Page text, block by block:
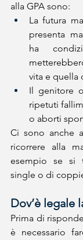
alla GPA sono:
La futura
presenta
ha
vita e quella
Il genitore
ripetuti
o aborti
Ci sono anche
ricorrere alla
esempio se si
single o di
Dov’è legale
Prima di
è necessario